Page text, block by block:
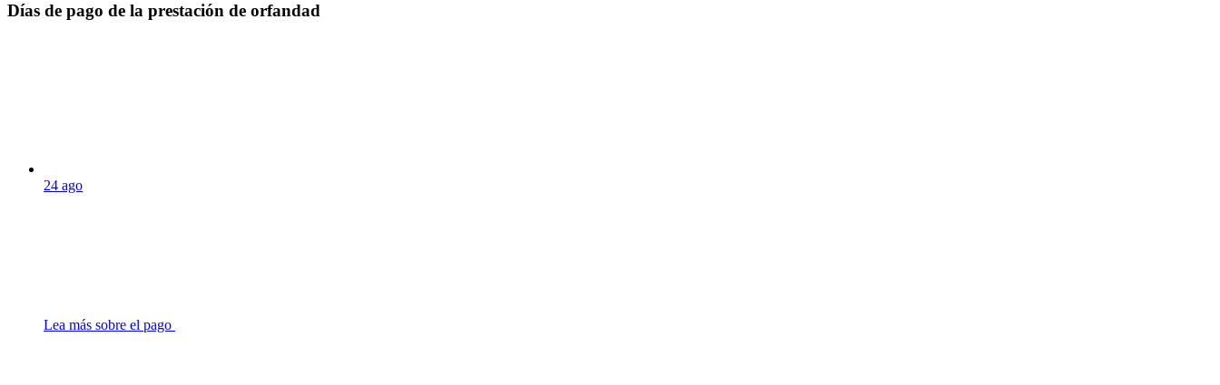
Días de pago de la prestación de orfandad
24 ago
Lea más sobre el pago